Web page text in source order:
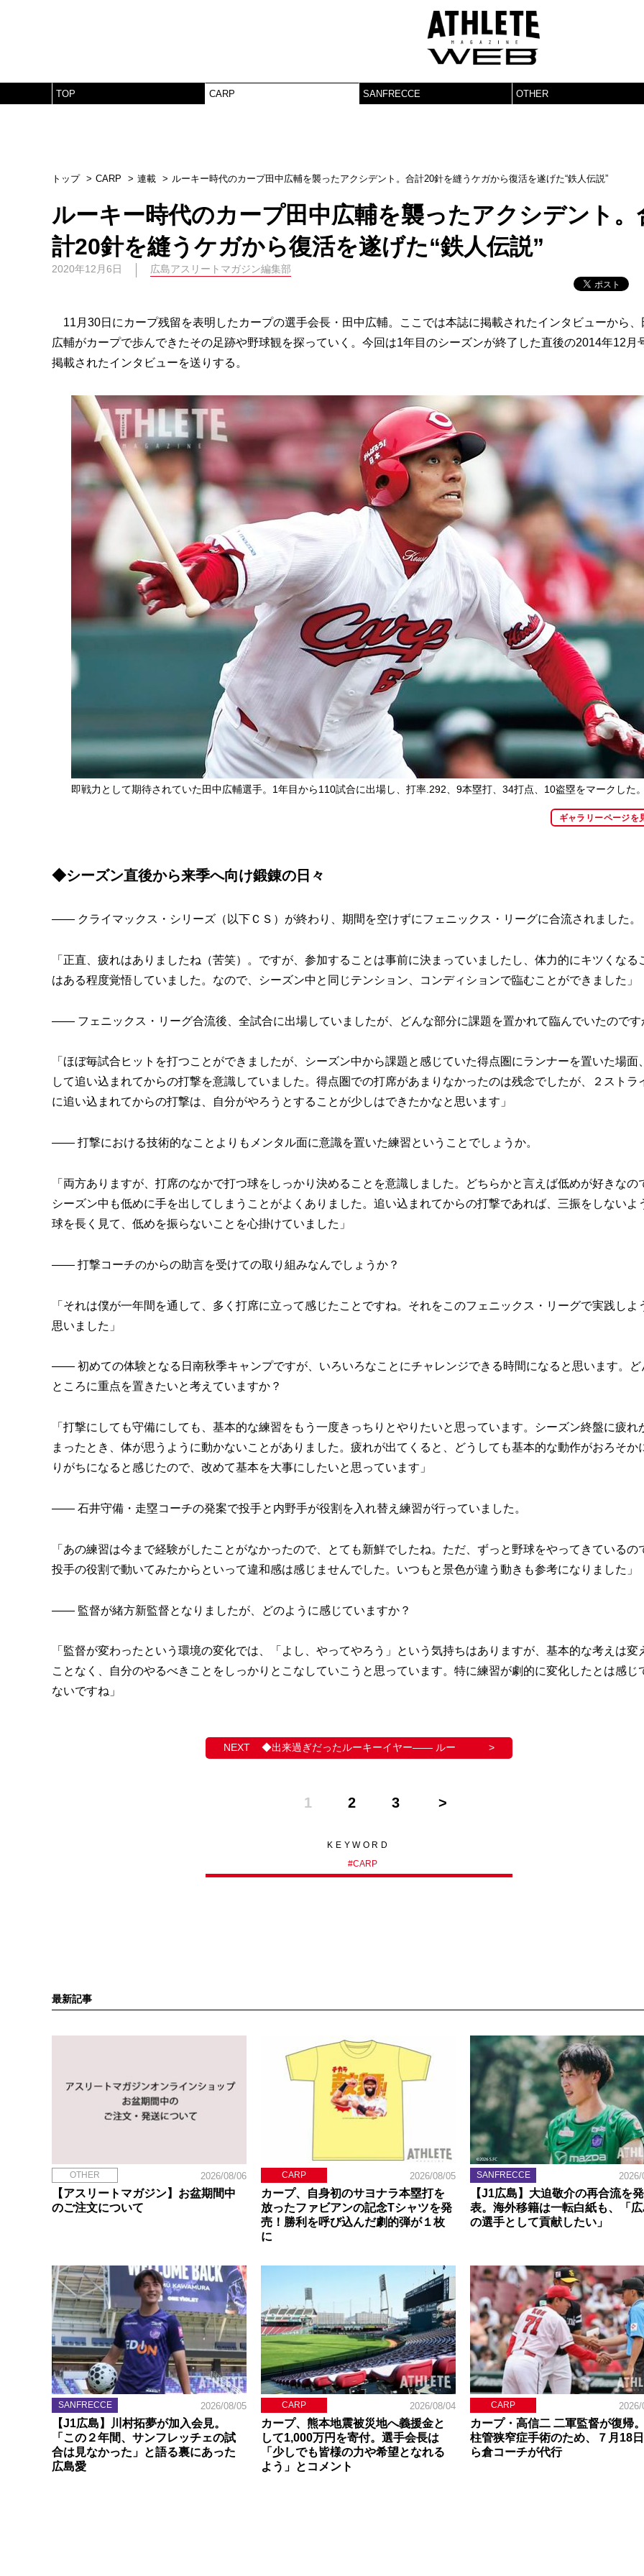
TOP CARP SANFRECCE OTHER
トップ CARP 連載 ルーキー時代のカープ田中広輔を襲ったアクシデント。合計20針を縫うケガから復活を遂げた“鉄人伝説”
ルーキー時代のカープ田中広輔を襲ったアクシデント。
計20針を縫うケガから復活を遂げた“鉄人伝説”
2020年12月6日 広島アスリートマガジン編集部
11月30日にカープ残留を表明したカープの選手会長・田中広輔。ここでは本誌に掲載されたインタビューから、
広輔がカープで歩んできたその足跡や野球観を探っていく。今回は1年目のシーズンが終了した直後の2014年12月
掲載されたインタビューを送りする。
即戦力として期待されていた田中広輔選手。1年目から110試合に出場し、打率.292、9本塁打、34打点、10盗塁をマークした。
ギャラリーページを
◆シーズン直後から来季へ向け鍛錬の日々
―― クライマックス・シリーズ（以下ＣＳ）が終わり、期間を空けずにフェニックス・リーグに合流されました。
「正直、疲れはありましたね（苦笑）。ですが、参加することは事前に決まっていましたし、体力的にキツくなる
はある程度覚悟していました。なので、シーズン中と同じテンション、コンディションで臨むことができました」
―― フェニックス・リーグ合流後、全試合に出場していましたが、どんな部分に課題を置かれて臨んでいたのです
「ほぼ毎試合ヒットを打つことができましたが、シーズン中から課題と感じていた得点圏にランナーを置いた場面
して追い込まれてからの打撃を意識していました。得点圏での打席があまりなかったのは残念でしたが、２ストラ
に追い込まれてからの打撃は、自分がやろうとすることが少しはできたかなと思います」
―― 打撃における技術的なことよりもメンタル面に意識を置いた練習ということでしょうか。
「両方ありますが、打席のなかで打つ球をしっかり決めることを意識しました。どちらかと言えば低めが好きなの
シーズン中も低めに手を出してしまうことがよくありました。追い込まれてからの打撃であれば、三振をしないよ
球を長く見て、低めを振らないことを心掛けていました」
―― 打撃コーチのからの助言を受けての取り組みなんでしょうか？
「それは僕が一年間を通して、多く打席に立って感じたことですね。それをこのフェニックス・リーグで実践しよ
思いました」
―― 初めての体験となる日南秋季キャンプですが、いろいろなことにチャレンジできる時間になると思います。ど
ところに重点を置きたいと考えていますか？
「打撃にしても守備にしても、基本的な練習をもう一度きっちりとやりたいと思っています。シーズン終盤に疲れ
まったとき、体が思うように動かないことがありました。疲れが出てくると、どうしても基本的な動作がおろそか
りがちになると感じたので、改めて基本を大事にしたいと思っています」
―― 石井守備・走塁コーチの発案で投手と内野手が役割を入れ替え練習が行っていました。
「あの練習は今まで経験がしたことがなかったので、とても新鮮でしたね。ただ、ずっと野球をやってきているの
投手の役割で動いてみたからといって違和感は感じませんでした。いつもと景色が違う動きも参考になりました」
―― 監督が緒方新監督となりましたが、どのように感じていますか？
「監督が変わったという環境の変化では、「よし、やってやろう」という気持ちはありますが、基本的な考えは変
ことなく、自分のやるべきことをしっかりとこなしていこうと思っています。特に練習が劇的に変化したとは感じ
ないですね」
◆出来過ぎだったルーキーイヤー―― ルー
1 2 3
KEYWORD
#CARP
最新記事
OTHER 2026/08/06
【アスリートマガジン】お盆期間中
のご注文について
CARP 2026/08/05
カープ、自身初のサヨナラ本塁打を
放ったファビアンの記念Tシャツを発
売！勝利を呼び込んだ劇的弾が１枚
に
SANFRECCE 2026/
【J1広島】大迫敬介の再合流を発
表。海外移籍は一転白紙も、「広
の選手として貢献したい」
SANFRECCE 2026/08/05
【J1広島】川村拓夢が加入会見。
「この２年間、サンフレッチェの試
合は見なかった」と語る裏にあった
広島愛
CARP 2026/08/04
カープ、熊本地震被災地へ義援金と
して1,000万円を寄付。選手会長は
「少しでも皆様の力や希望となれる
よう」とコメント
CARP 2026/
カープ・高信二 二軍監督が復帰
柱管狭窄症手術のため、７月18
ら倉コーチが代行